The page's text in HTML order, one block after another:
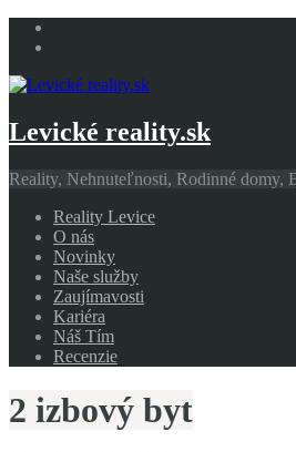
Levické reality.sk
Reality, Nehnuteľnosti, Rodinné domy,
Reality Levice
O nás
Novinky
Naše služby
Zaujímavosti
Kariéra
Náš Tím
Recenzie
2 izbový byt